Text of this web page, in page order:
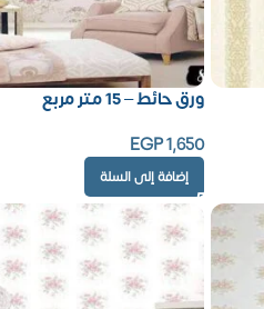
ورق حائط – 15 متر مربع
EGP1,650
إضافة إلى السلة